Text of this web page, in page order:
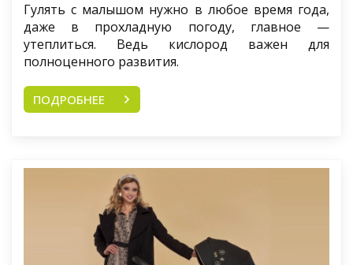
Гулять с малышом нужно в любое время года,
даже в прохладную погоду, главное —
утеплиться. Ведь кислород важен для
полноценного развития.
ПОДРОБНЕЕ